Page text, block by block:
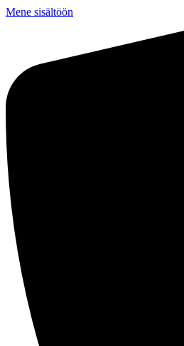
Mene sisältöön